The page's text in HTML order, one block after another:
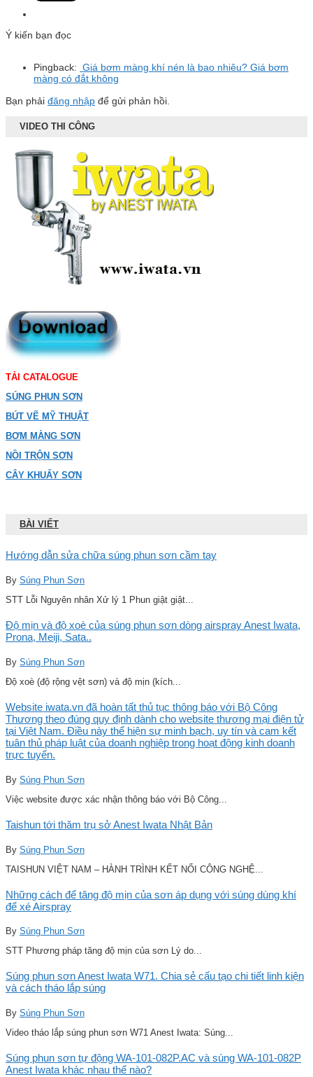
Ý kiến bạn đọc
Pingback: Giá bơm màng khí nén là bao nhiêu? Giá bơm
màng có đắt không
Bạn phải đăng nhập để gửi phản hồi.
VIDEO THI CÔNG
TẢI CATALOGUE
SÚNG PHUN SƠN
BÚT VẼ MỸ THUẬT
BƠM MÀNG SƠN
NỒI TRỘN SƠN
CÂY KHUẤY SƠN
BÀI VIẾT
Hướng dẫn sửa chữa súng phun sơn cầm tay
By Súng Phun Sơn
STT Lỗi Nguyên nhân Xử lý 1 Phun giật giật...
Độ mịn và độ xoè của súng phun sơn dòng airspray Anest Iwata,
Prona, Meiji, Sata..
By Súng Phun Sơn
Độ xoè (độ rộng vệt sơn) và độ mịn (kích...
Website iwata.vn đã hoàn tất thủ tục thông báo với Bộ Công
Thương theo đúng quy định dành cho website thương mại điện tử
tại Việt Nam. Điều này thể hiện sự minh bạch, uy tín và cam kết
tuân thủ pháp luật của doanh nghiệp trong hoạt động kinh doanh
trực tuyến.
By Súng Phun Sơn
Việc website được xác nhận thông báo với Bộ Công...
Taishun tới thăm trụ sở Anest Iwata Nhật Bản
By Súng Phun Sơn
TAISHUN VIỆT NAM – HÀNH TRÌNH KẾT NỐI CÔNG NGHỆ...
Những cách để tăng độ mịn của sơn áp dụng với súng dùng khí
để xé Airspray
By Súng Phun Sơn
STT Phương pháp tăng độ mịn của sơn Lý do...
Súng phun sơn Anest Iwata W71. Chia sẻ cấu tạo chi tiết linh kiện
và cách tháo lắp súng
By Súng Phun Sơn
Video tháo lắp súng phun sơn W71 Anest Iwata: Súng...
Súng phun sơn tự động WA-101-082P.AC và súng WA-101-082P
Anest Iwata khác nhau thế nào?